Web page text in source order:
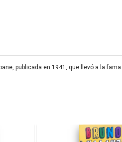
publicada en 1941, que llevó a la